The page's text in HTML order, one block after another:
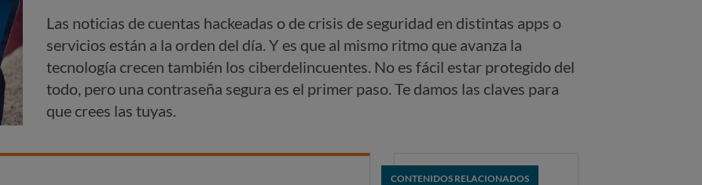
Las noticias de cuentas hackeadas o de crisis de seguridad en distintas apps o
servicios están a la orden del día. Y es que al mismo ritmo que avanza la
tecnología crecen también los ciberdelincuentes. No es fácil estar protegido del
todo, pero una contraseña segura es el primer paso. Te damos las claves para
que crees las tuyas.
CONTENIDOS RELACIONADOS